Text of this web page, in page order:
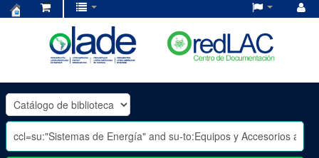
OLADE
-